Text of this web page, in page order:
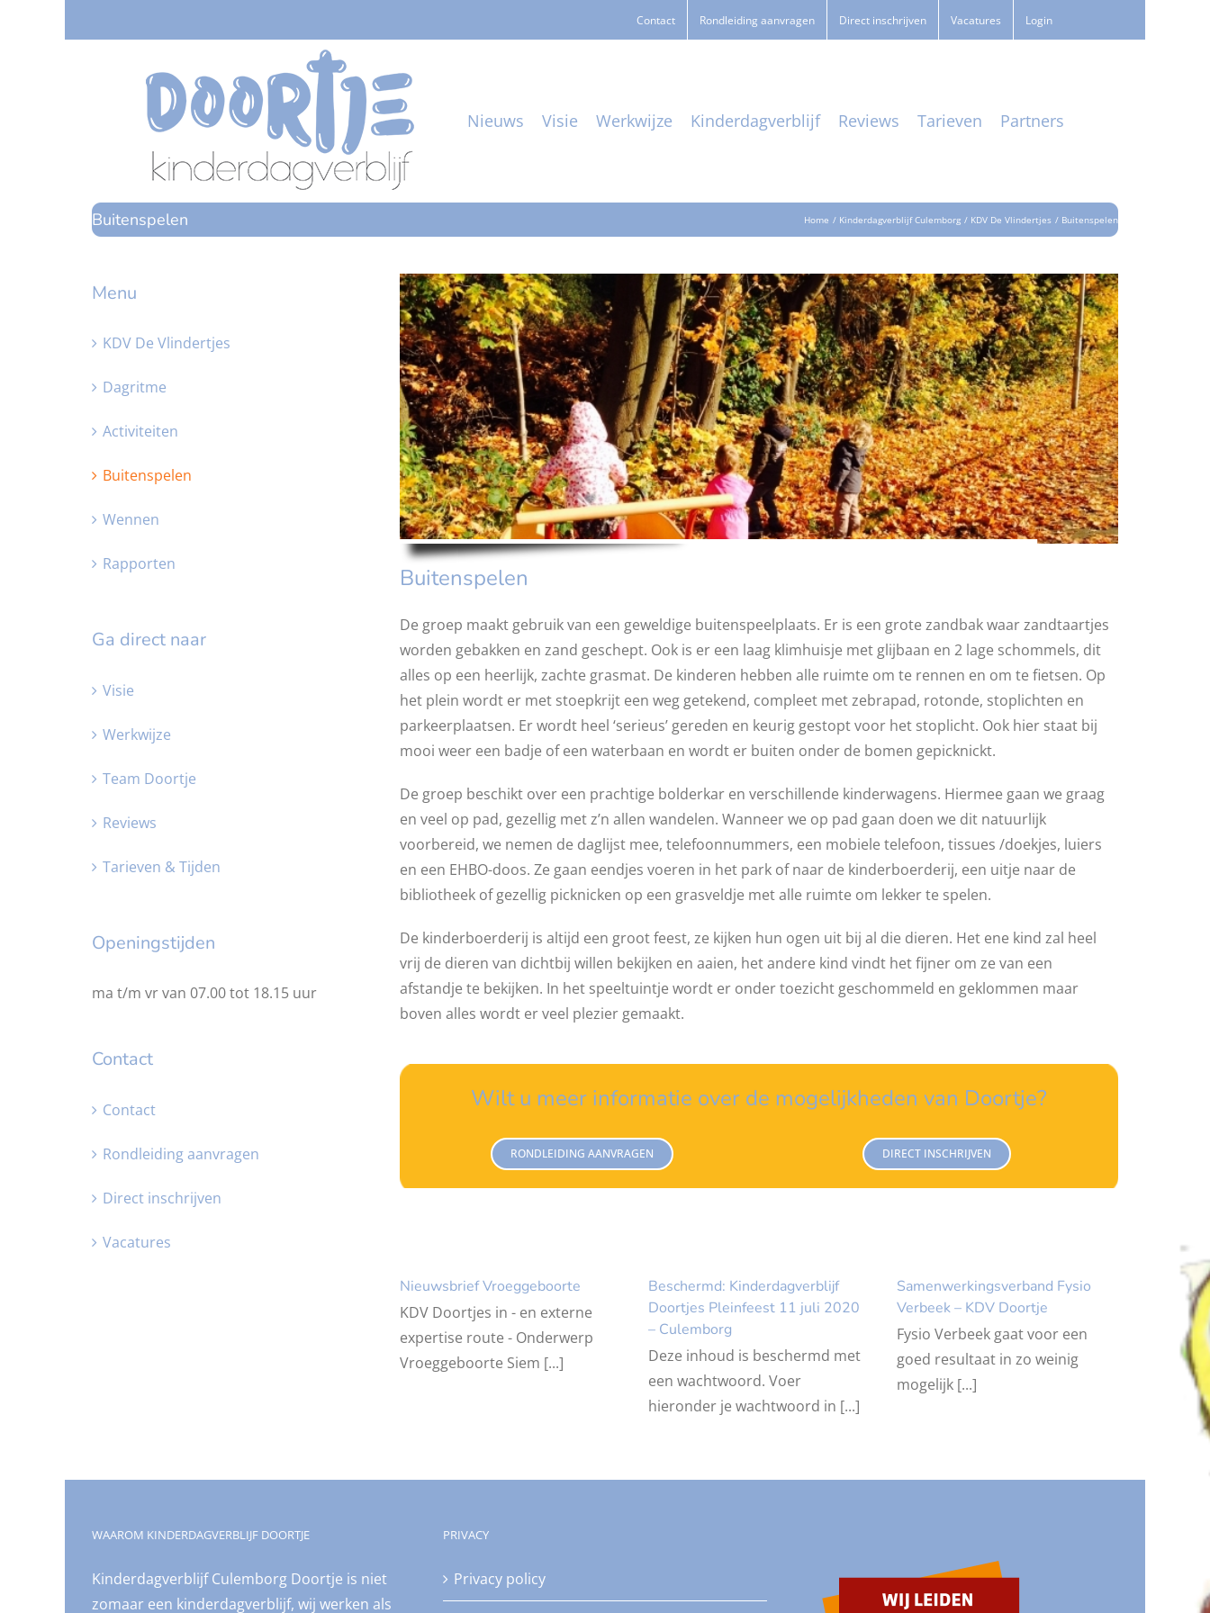
Contact Rondleiding aanvragen Direct inschrijven Vacatures Login
Nieuws Visie Werkwijze Kinderdagverblijf Reviews Tarieven Partners
Buitenspelen Home Kinderdagverblijf Culemborg KDV De Vlindertjes Buitenspelen
Buitenspelen
De groep maakt gebruik van een geweldige buitenspeelplaats. Er is een grote zandbak waar zandtaartjes
worden gebakken en zand geschept. Ook is er een laag klimhuisje met glijbaan en 2 lage schommels, dit
alles op een heerlijk, zachte grasmat. De kinderen hebben alle ruimte om te rennen en om te fietsen. Op
het plein wordt er met stoepkrijt een weg getekend, compleet met zebrapad, rotonde, stoplichten en
parkeerplaatsen. Er wordt heel ‘serieus’ gereden en keurig gestopt voor het stoplicht. Ook hier staat bij
mooi weer een badje of een waterbaan en wordt er buiten onder de bomen gepicknickt.
De groep beschikt over een prachtige bolderkar en verschillende kinderwagens. Hiermee gaan we graag
en veel op pad, gezellig met z’n allen wandelen. Wanneer we op pad gaan doen we dit natuurlijk
voorbereid, we nemen de daglijst mee, telefoonnummers, een mobiele telefoon, tissues /doekjes, luiers
en een EHBO-doos. Ze gaan eendjes voeren in het park of naar de kinderboerderij, een uitje naar de
bibliotheek of gezellig picknicken op een grasveldje met alle ruimte om lekker te spelen.
De kinderboerderij is altijd een groot feest, ze kijken hun ogen uit bij al die dieren. Het ene kind zal heel
vrij de dieren van dichtbij willen bekijken en aaien, het andere kind vindt het fijner om ze van een
afstandje te bekijken. In het speeltuintje wordt er onder toezicht geschommeld en geklommen maar
boven alles wordt er veel plezier gemaakt.
Wilt u meer informatie over de mogelijkheden van Doortje?
RONDLEIDING AANVRAGEN DIRECT INSCHRIJVEN
Nieuwsbrief Vroeggeboorte
KDV Doortjes in - en externe
expertise route - Onderwerp
Vroeggeboorte Siem [...]
Beschermd: Kinderdagverblijf
Doortjes Pleinfeest 11 juli 2020
– Culemborg
Deze inhoud is beschermd met
een wachtwoord. Voer
hieronder je wachtwoord in [...]
Samenwerkingsverband Fysio
Verbeek – KDV Doortje
Fysio Verbeek gaat voor een
goed resultaat in zo weinig
mogelijk [...]
Menu
KDV De Vlindertjes
Dagritme
Activiteiten
Buitenspelen
Wennen
Rapporten
Ga direct naar
Visie
Werkwijze
Team Doortje
Reviews
Tarieven & Tijden
Openingstijden
ma t/m vr van 07.00 tot 18.15 uur
Contact
Contact
Rondleiding aanvragen
Direct inschrijven
Vacatures
WAAROM KINDERDAGVERBLIJF DOORTJE
Kinderdagverblijf Culemborg Doortje is niet
zomaar een kinderdagverblijf, wij werken als
PRIVACY
Privacy policy